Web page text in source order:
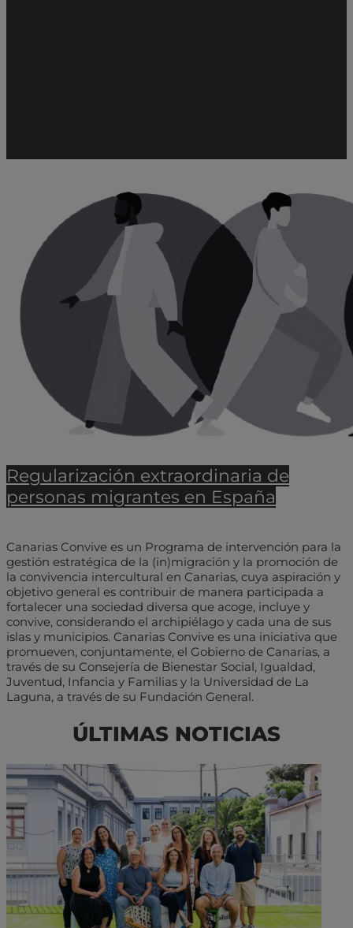
Regularización extraordinaria de
personas migrantes en España
Canarias Convive es un Programa de intervención para la
gestión estratégica de la (in)migración y la promoción de
la convivencia intercultural en Canarias, cuya aspiración y
objetivo general es contribuir de manera participada a
fortalecer una sociedad diversa que acoge, incluye y
convive, considerando el archipiélago y cada una de sus
islas y municipios. Canarias Convive es una iniciativa que
promueven, conjuntamente, el Gobierno de Canarias, a
través de su Consejería de Bienestar Social, Igualdad,
Juventud, Infancia y Familias y la Universidad de La
Laguna, a través de su Fundación General.
ÚLTIMAS NOTICIAS